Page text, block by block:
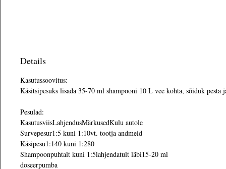
Details
Kasutussoovitus:
Käsitsipesuks lisada 35-70 ml shampooni 10 L vee kohta, sõiduk pesta
Pesulad:
KasutusviisLahjendusMärkusedKulu autole
Survepesur1:5 kuni 1:10vt. tootja andmeid
Käsipesu1:140 kuni 1:280
Shampoonpuhtalt kuni 1:5lahjendatult läbi15-20 ml
doseerpumba